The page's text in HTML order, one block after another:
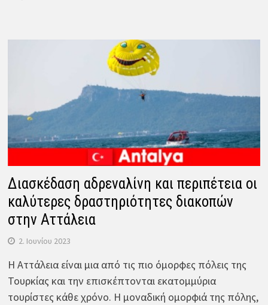
Διασκέδαση αδρεναλίνη και περιπέτεια οι
καλύτερες δραστηριότητες διακοπών
στην Αττάλεια
2. Ιουνίου 2023
Η Αττάλεια είναι μια από τις πιο όμορφες πόλεις της
Τουρκίας και την επισκέπτονται εκατομμύρια
τουρίστες κάθε χρόνο. Η μοναδική ομορφιά της πόλης,